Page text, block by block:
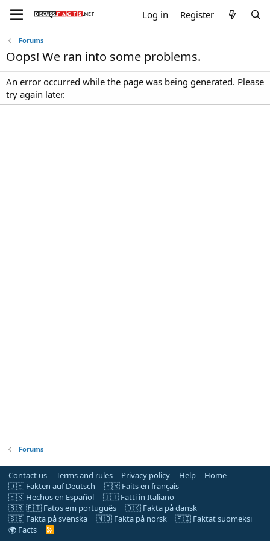
Log in Register
Forums
Oops! We ran into some problems.
An error occurred while the page was being generated. Please
try again later.
Forums
Contact us Terms and rules Privacy policy Help
Home
🇩🇪 Fakten auf Deutsch
🇫🇷 Faits en français
🇪🇸 Hechos en Español
🇮🇹 Fatti in Italiano
🇧🇷 🇵🇹 Fatos em português
🇩🇰 Fakta på dansk
🇸🇪 Fakta på svenska
🇳🇴 Fakta på norsk
🇫🇮 Faktat suomeksi
🌍 Facts
R